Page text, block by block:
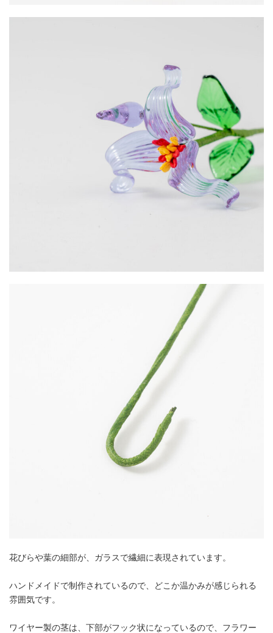
花びらや葉の細部が、ガラスで繊細に表現されています。
ハンドメイドで制作されているので、どこか温かみが感じられる
雰囲気です。
ワイヤー製の茎は、下部がフック状になっているので、フラワー